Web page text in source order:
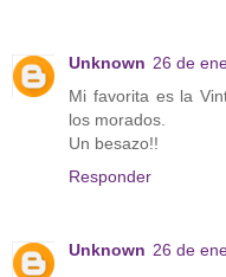
Unknown 26 de
Mi favorita es la
los morados.
Un besazo!!
Responder
Unknown 26 de